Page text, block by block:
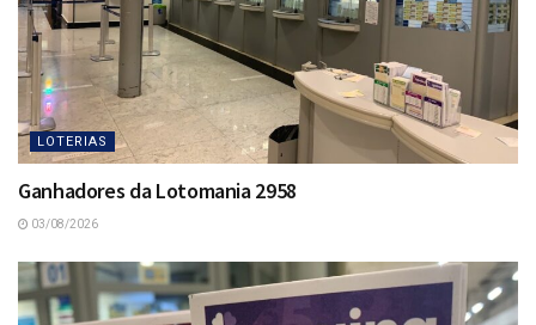
LOTERIAS
Ganhadores da Lotomania 2958
03/08/2026